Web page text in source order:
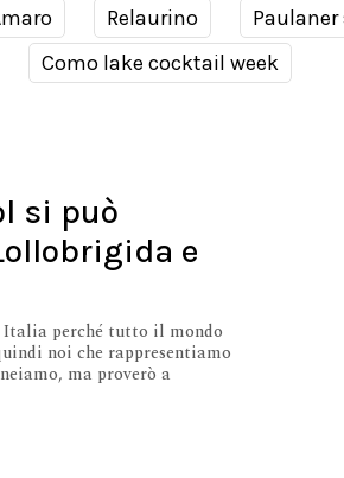
Relaurino Paulaner
Como lake cocktail week
si può
e
perché tutto il mondo
noi che rappresentiamo
ma proverò a